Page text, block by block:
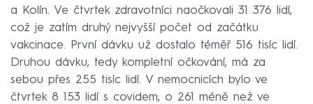
a Kolín. Ve čtvrtek zdravotníci naočkovali 31 376 lidí,
což je zatím druhý nejvyšší počet od začátku
vakcinace. První dávku už dostalo téměř 516 tisíc lidí.
Druhou dávku, tedy kompletní očkování, má za
sebou přes 255 tisíc lidí. V nemocnicích bylo ve
čtvrtek 8 153 lidí s covidem, o 261 méně než ve